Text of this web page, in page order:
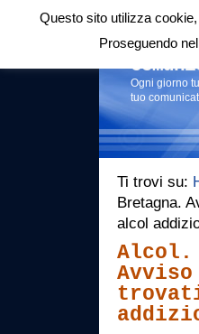
Login|RSS |
Ogni giorno
tuo
Ti trovi su:
Bretagna.
alcol
Alcol.
Questo sito utilizza
Proseguendo